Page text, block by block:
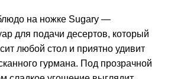
на ножке Sugary —
для подачи десертов, который
любой стол и приятно удивит
гурмана. Под прозрачной